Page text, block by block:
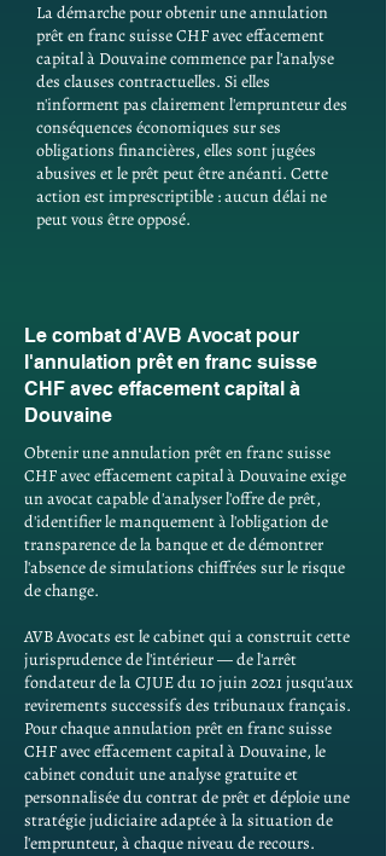
La démarche pour obtenir une annulation
prêt en franc suisse CHF avec effacement
capital à Douvaine commence par l'analyse
des clauses contractuelles. Si elles
n'informent pas clairement l'emprunteur des
conséquences économiques sur ses
obligations financières, elles sont jugées
abusives et le prêt peut être anéanti. Cette
action est imprescriptible : aucun délai ne
peut vous être opposé.
Le combat d'AVB Avocat pour
l'annulation prêt en franc suisse
CHF avec effacement capital à
Douvaine
Obtenir une annulation prêt en franc suisse
CHF avec effacement capital à Douvaine exige
un avocat capable d'analyser l'offre de prêt,
d'identifier le manquement à l'obligation de
transparence de la banque et de démontrer
l'absence de simulations chiffrées sur le risque
de change.
AVB Avocats est le cabinet qui a construit cette
jurisprudence de l'intérieur — de l'arrêt
fondateur de la CJUE du 10 juin 2021 jusqu'aux
revirements successifs des tribunaux français.
Pour chaque annulation prêt en franc suisse
CHF avec effacement capital à Douvaine, le
cabinet conduit une analyse gratuite et
personnalisée du contrat de prêt et déploie une
stratégie judiciaire adaptée à la situation de
l'emprunteur, à chaque niveau de recours.